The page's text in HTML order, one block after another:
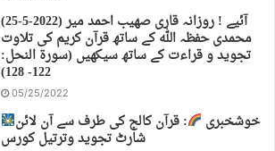
(25-5-2022) آئیے ! روزانہ قاری صهیب احمد میر
محمدی حفظہ اللہ کے ساتھ قرآن کریم کی تلاوت
تجوید و قراءت کے ساتھ سیکھیں (سورة النحل:
122- 128)
05/25/2022
خوشخبری : قرآن کالج کی طرف سے آن لائن
شارٹ تجوید وترتیل کورس